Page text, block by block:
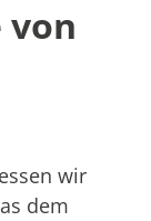
wir
dem